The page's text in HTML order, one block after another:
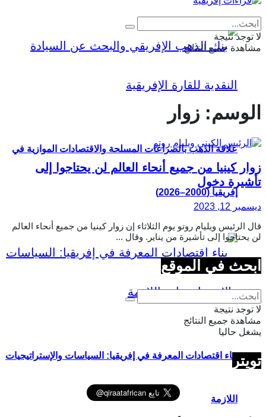
علاقة الذهب بالصراعات المسلحة والاقتصادات الموازية في
إفريقيا (2000–2026)
بناء اقتصادات المعرفة في إفريقيا: السياسات والإستراتيجيات
اللازمة
لا توجد نتيجة
مشاهدة جميع النتائج
الوسم: زوار
زوار كينيا من جميع أنحاء العالم لن يحتاجوا إلى
تأشيرة دخول
ديسمبر 12, 2023
قال الرئيس ويليام روتو يوم الثلاثاء إن زوار كينيا من جميع أنحاء العالم
لن يحتاجوا إلى تأشيرة من يناير. وقال ...
ابحث في الموقع
لا توجد نتيجة
مشاهدة جميع النتائج
يشغل حاليا
تويتر